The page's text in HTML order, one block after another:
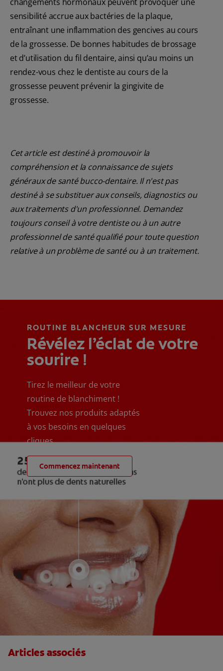
sensibilité accrue aux bactéries de la plaque,
entraînant une inflammation des gencives au cours
de la grossesse. De bonnes habitudes de brossage
et d’utilisation du fil dentaire, ainsi qu’au moins un
rendez-vous chez le dentiste au cours de la
grossesse peuvent prévenir la gingivite de
grossesse.
Cet article est destiné à promouvoir la
compréhension et la connaissance de sujets
généraux de santé bucco-dentaire. Il n'est pas
destiné à se substituer aux conseils, diagnostics ou
aux traitements d'un professionnel. Demandez
toujours conseil à votre dentiste ou à un autre
professionnel de santé qualifié pour toute question
relative à un problème de santé ou à un traitement.
ROUTINE BLANCHEUR SUR MESURE
Révélez l’éclat de votre
sourire !
Tirez le meilleur de votre
routine de blanchiment !
Trouvez nos produits adaptés
à vos besoins en quelques
cliques
Commencez maintenant
Articles associés